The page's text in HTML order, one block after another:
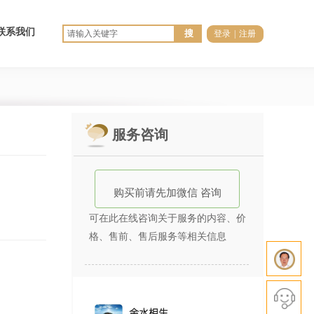
登录 注册
搜
系我们
服务咨询
购买前请先加微信 咨询
可在此在线咨询关于服务的内容、价
格、售前、售后服务等相关信息